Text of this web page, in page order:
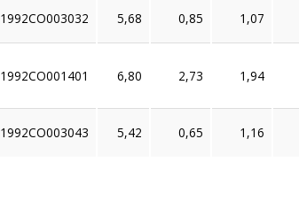
1992CO003032 5,68 0,85 1,07
1992CO001401 6,80 2,73 1,94
1992CO003043 5,42 0,65 1,16